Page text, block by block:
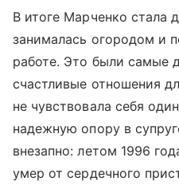
В итоге Марченко стала
занималась огородом и
работе. Это были самые
счастливые отношения
не чувствовала себя
надежную опору в
внезапно: летом 1996
умер от сердечного